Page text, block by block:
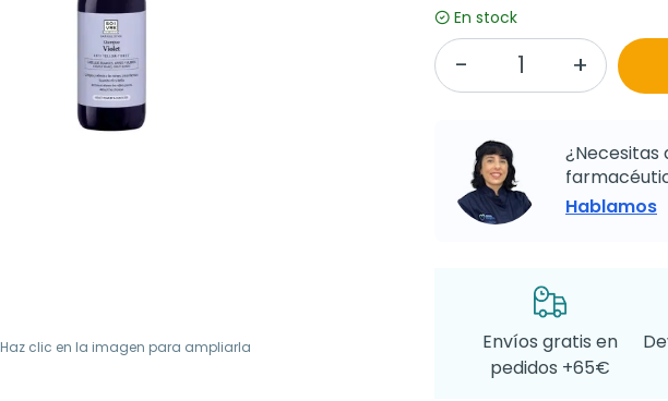
Haz clic en la imagen para ampliarla
En stock
¿Necesitas
Hablamos
Envíos gratis en
pedidos +65€